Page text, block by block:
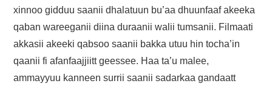
xinnoo gidduu saanii dhalatuun bu’aa dhuunfaaf akeeka
qaban wareeganii diina duraanii walii tumsanii. Filmaati
akkasii akeeki qabsoo saanii bakka utuu hin tocha’in
qaanii fi afanfaajjiitt geessee. Haa ta’u malee,
ammayyuu kanneen surrii saanii sadarkaa gandaatt